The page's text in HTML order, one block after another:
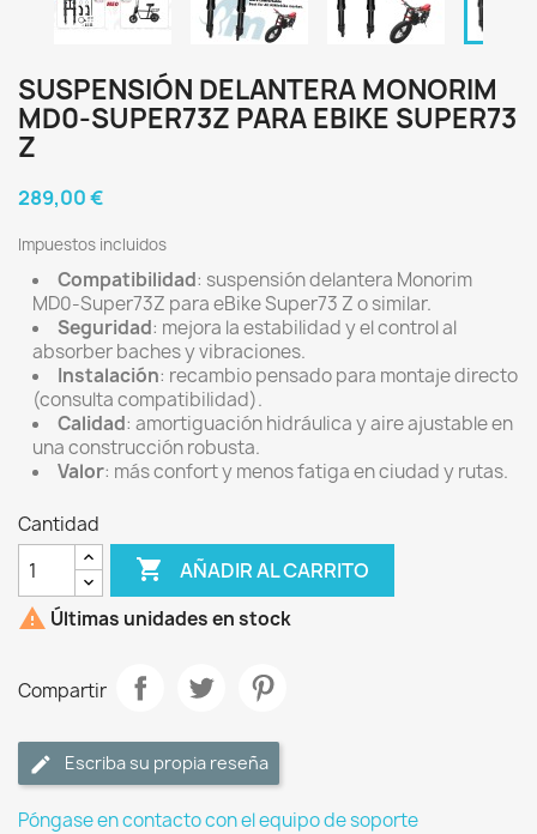
SUSPENSIÓN DELANTERA MONORIM
MD0-SUPER73Z PARA EBIKE SUPER73
Z
289,00 €
Impuestos incluidos
Compatibilidad: suspensión delantera Monorim
MD0-Super73Z para eBike Super73 Z o similar.
Seguridad: mejora la estabilidad y el control al
absorber baches y vibraciones.
Instalación: recambio pensado para montaje directo
(consulta compatibilidad).
Calidad: amortiguación hidráulica y aire ajustable en
una construcción robusta.
Valor: más confort y menos fatiga en ciudad y rutas.
Cantidad
 AÑADIR AL CARRITO
 Últimas unidades en stock
Compartir
Escriba su propia reseña
Póngase en contacto con el equipo de soporte